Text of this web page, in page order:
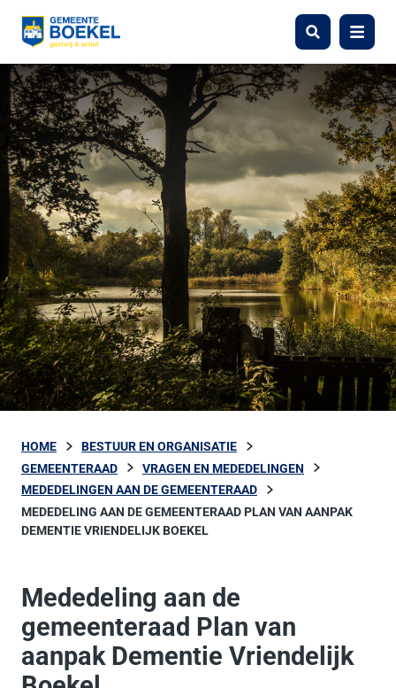
Zoeken Menu
HOME
BESTUUR EN ORGANISATIE
GEMEENTERAAD
VRAGEN EN MEDEDELINGEN
MEDEDELINGEN AAN DE GEMEENTERAAD
MEDEDELING AAN DE GEMEENTERAAD PLAN VAN AANPAK
DEMENTIE VRIENDELIJK BOEKEL
Mededeling aan de
gemeenteraad Plan van
aanpak Dementie Vriendelijk